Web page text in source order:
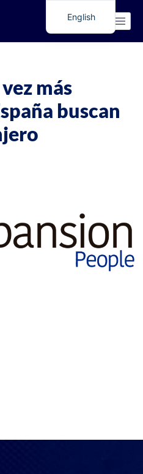
laborales
latam
más
buscan
English
Spanish